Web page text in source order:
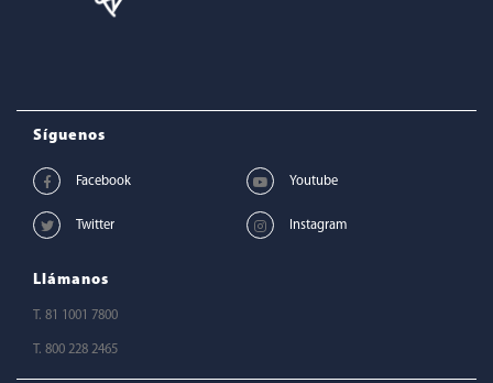
Síguenos
Llámanos
T. 81 1001 7800
T. 800 228 2465